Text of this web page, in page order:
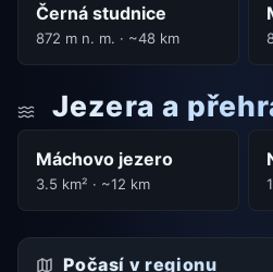
Černá studnice
872 m n. m. · ~48 km
Jezera a
Máchovo jezero
3.5 km² · ~12 km
Počasí v regionu